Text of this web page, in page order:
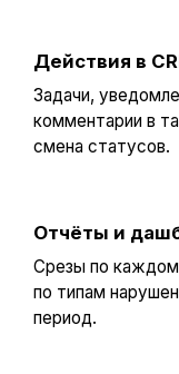
Действия в
Задачи,
комментарии в
смена статусов.
Отчёты и
Срезы по
по типам
период.